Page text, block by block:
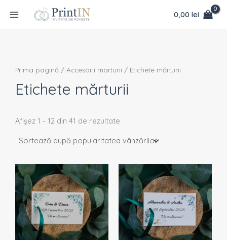
0,00lei
Prima pagină / Accesorii marturii / Etichete mărturii
Etichete mărturii
Afișez 1 - 12 din 41 de rezultate